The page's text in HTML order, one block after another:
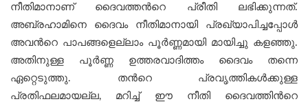
നീതിമാനാണ് ദൈവത്തന്‍റെ പ്രീതി ലഭിക്കുന്നത്.
അബ്രഹാമിനെ ദൈവം നീതിമാനായി പ്രഖ്യാപിച്ചപ്പോള്‍
അവന്‍റെ പാപങ്ങളെല്ലാം പൂര്‍ണ്ണമായി മായിച്ചു കളഞ്ഞു.
അതിനുള്ള പൂര്‍ണ്ണ ഉത്തരവാദിത്തം ദൈവം തന്നെ
ഏറ്റെടുത്തു. തന്‍റെ പ്രവൃത്തികള്‍ക്കുള്ള
പ്രതിഫലമായല്ല, മറിച്ച് ഈ നീതി ദൈവത്തിന്‍റെ